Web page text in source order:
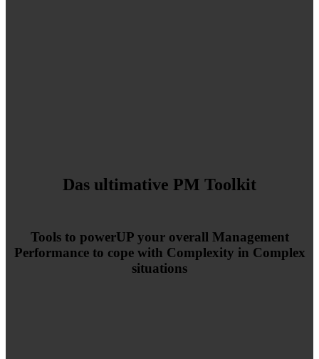
Das ultimative PM Toolkit
Tools to powerUP your overall Management
Performance to cope with Complexity in Complex
situations